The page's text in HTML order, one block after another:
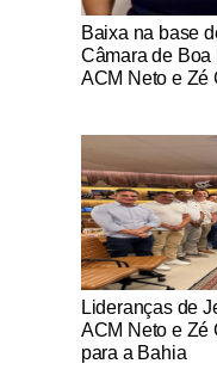
Notícias Católicas
Baixa na base
Câmara de Boa
ACM Neto e Zé
Notícias Católicas
Lideranças de
ACM Neto e Zé
para a Bahia